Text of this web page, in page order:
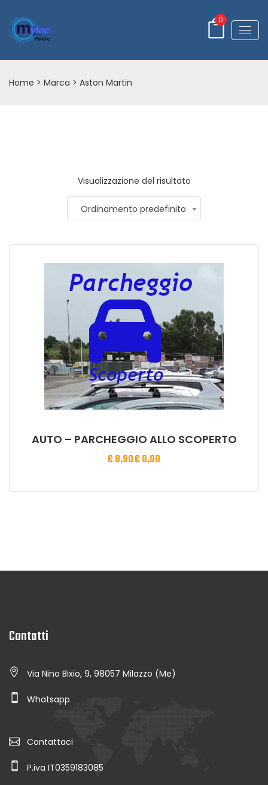
0
Home > Marca > Aston Martin
Visualizzazione del risultato
Ordinamento predefinito
AUTO – PARCHEGGIO ALLO SCOPERTO
€8,90€8,90
Contatti
Via Nino Bixio, 9, 98057 Milazzo (Me)
Whatsapp
Contattaci
P.iva IT0359183085